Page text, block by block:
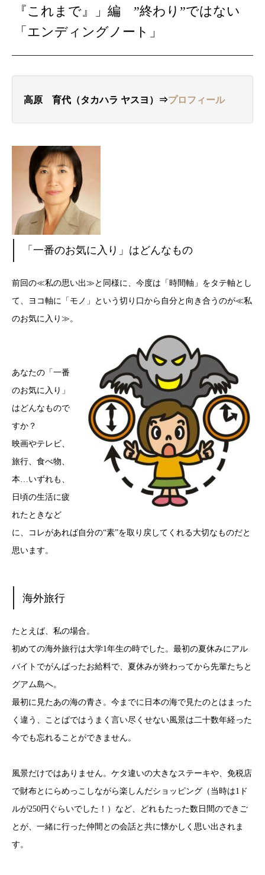
『これまで』」編 ”終わり”ではない
「エンディングノート」
高原 育代（タカハラ ヤスヨ ）⇒プロフィール
「一番のお気に入り」はどんなもの
前回の≪私の思い出≫と同様に、今度は「時間軸」をタテ軸とし
て、ヨコ軸に「モノ」という切り口から自分と向き合うのが≪私
のお気に入り≫。
あなたの「一番
のお気に入り」
はどんなもので
すか？
映画やテレビ、
旅行、食べ物、
本…いずれも、
日頃の生活に疲
れたときなど
に、コレがあれば自分の“素”を取り戻してくれる大切なものだと
思います。
海外旅行
たとえば、私の場合。
初めての海外旅行は大学1年生の時でした。最初の夏休みにアル
バイトでがんばったお給料で、夏休みが終わってから先輩たちと
グアム島へ。
最初に見たあの海の青さ。今までに日本の海で見たのとはまった
く違う、ことばではうまく言い尽くせない風景は二十数年経った
今でも忘れることができません。
風景だけではありません。ケタ違いの大きなステーキや、免税店
で財布とにらめっこしながら楽しんだショッピング（当時は1ド
ルが250円ぐらいでした！）など、どれもたった数日間のできご
とが、一緒に行った仲間との会話と共に懐かしく思い出されま
す。